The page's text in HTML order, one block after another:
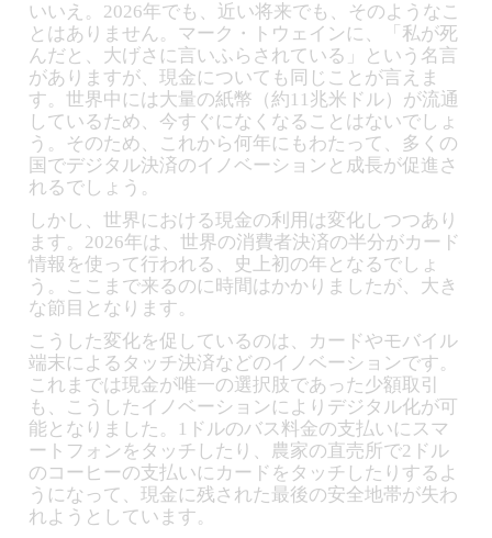
いいえ。2026年でも、近い将来でも、そのようなこ
とはありません。マーク・トウェインに、「私が死
んだと、大げさに言いふらされている」という名言
がありますが、現金についても同じことが言えま
す。世界中には大量の紙幣（約11兆米ドル）が流通
しているため、今すぐになくなることはないでしょ
う。そのため、これから何年にもわたって、多くの
国でデジタル決済のイノベーションと成長が促進さ
れるでしょう。
しかし、世界における現金の利用は変化しつつあり
ます。2026年は、世界の消費者決済の半分がカード
情報を使って行われる、史上初の年となるでしょ
う。ここまで来るのに時間はかかりましたが、大き
な節目となります。
こうした変化を促しているのは、カードやモバイル
端末によるタッチ決済などのイノベーションです。
これまでは現金が唯一の選択肢であった少額取引
も、こうしたイノベーションによりデジタル化が可
能となりました。1ドルのバス料金の支払いにスマ
ートフォンをタッチしたり、農家の直売所で2ドル
のコーヒーの支払いにカードをタッチしたりするよ
うになって、現金に残された最後の安全地帯が失わ
れようとしています。